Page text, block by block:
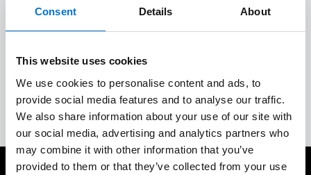
Consent Details About
This website uses cookies
We use cookies to personalise content and ads, to
provide social media features and to analyse our traffic.
We also share information about your use of our site with
our social media, advertising and analytics partners who
may combine it with other information that you’ve
provided to them or that they’ve collected from your use
5 Servicio posventa completo